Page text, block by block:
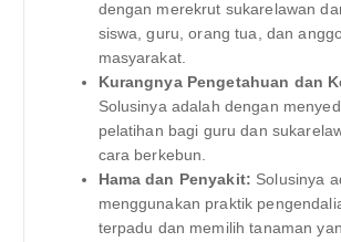
dengan merekrut sukarelawan
siswa, guru, orang tua, dan
masyarakat.
Kurangnya Pengetahuan dan
Solusinya adalah dengan
pelatihan bagi guru dan
cara berkebun.
Hama dan Penyakit: Solusinya
menggunakan praktik
terpadu dan memilih tanaman